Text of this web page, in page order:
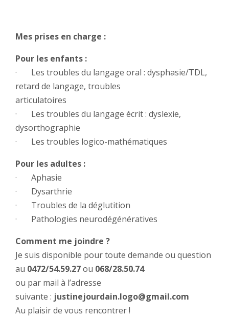
Mes prises en charge :
Pour les enfants :
· Les troubles du langage oral : dysphasie/TDL,
retard de langage, troubles
articulatoires
· Les troubles du langage écrit : dyslexie,
dysorthographie
· Les troubles logico-mathématiques
Pour les adultes :
· Aphasie
· Dysarthrie
· Troubles de la déglutition
· Pathologies neurodégénératives
Comment me joindre ?
Je suis disponible pour toute demande ou question
au 0472/54.59.27ou 068/28.50.74
ou par mail à l’adresse
suivante : justinejourdain.logo@gmail.com
Au plaisir de vous rencontrer !